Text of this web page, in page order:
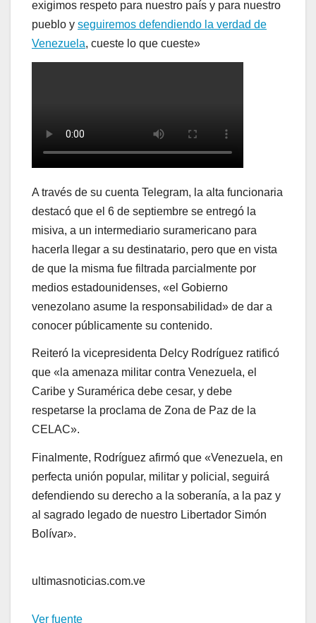
exigimos respeto para nuestro país y para nuestro
pueblo y seguiremos defendiendo la verdad de
Venezuela, cueste lo que cueste»
A través de su cuenta Telegram, la alta funcionaria
destacó que el 6 de septiembre se entregó la
misiva, a un intermediario suramericano para
hacerla llegar a su destinatario, pero que en vista
de que la misma fue filtrada parcialmente por
medios estadounidenses, «el Gobierno
venezolano asume la responsabilidad» de dar a
conocer públicamente su contenido.
Reiteró la vicepresidenta Delcy Rodríguez ratificó
que «la amenaza militar contra Venezuela, el
Caribe y Suramérica debe cesar, y debe
respetarse la proclama de Zona de Paz de la
CELAC».
Finalmente, Rodríguez afirmó que «Venezuela, en
perfecta unión popular, militar y policial, seguirá
defendiendo su derecho a la soberanía, a la paz y
al sagrado legado de nuestro Libertador Simón
Bolívar».
ultimasnoticias.com.ve
Ver fuente